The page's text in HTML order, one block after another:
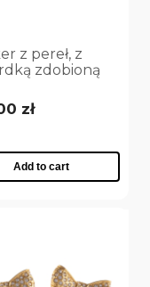
z pereł, z
zdobioną
Collection
09AU)
zł
Add to cart